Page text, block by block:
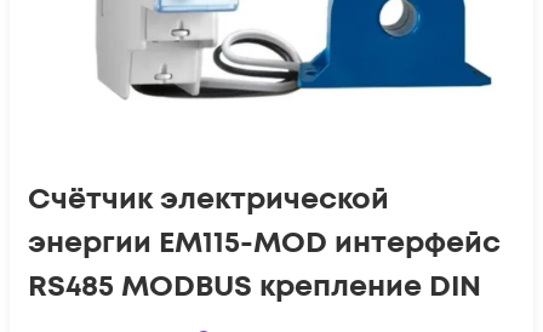
Счётчик электрической
энергии EM115-MOD интерфейс
RS485 MODBUS крепление DIN